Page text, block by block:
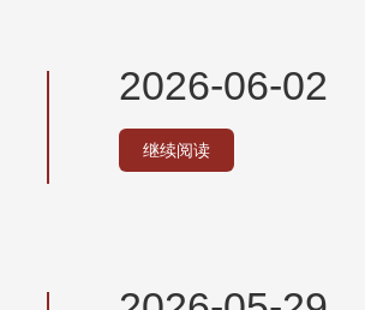
2026-06-02
继续阅读